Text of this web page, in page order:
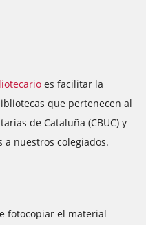
es facilitar la
que pertenecen al
de Cataluña (CBUC) y
nuestros colegiados.
fotocopiar el material